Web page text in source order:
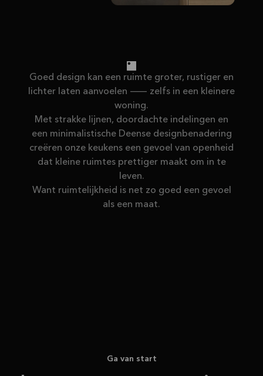
Goed design kan een ruimte groter, rustiger en
lichter laten aanvoelen — zelfs in een kleinere
woning.
Met strakke lijnen, doordachte indelingen en
een minimalistische Deense designbenadering
creëren onze keukens een gevoel van openheid
dat kleine ruimtes prettiger maakt om in te
leven.
Want ruimtelijkheid is net zo goed een gevoel
als een maat.
Ga van start